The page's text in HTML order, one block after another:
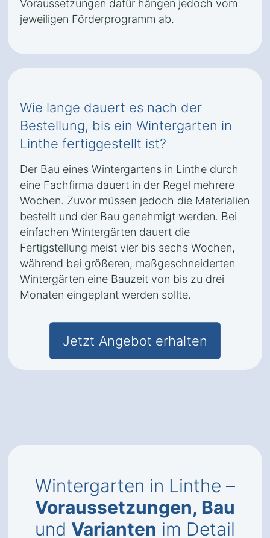
Voraussetzungen dafür hängen jedoch vom
jeweiligen Förderprogramm ab.
Wie lange dauert es nach der
Bestellung, bis ein Wintergarten in
Linthe fertiggestellt ist?
Der Bau eines Wintergartens in Linthe durch
eine Fachfirma dauert in der Regel mehrere
Wochen. Zuvor müssen jedoch die Materialien
bestellt und der Bau genehmigt werden. Bei
einfachen Wintergärten dauert die
Fertigstellung meist vier bis sechs Wochen,
während bei größeren, maßgeschneiderten
Wintergärten eine Bauzeit von bis zu drei
Monaten eingeplant werden sollte.
Jetzt Angebot erhalten
Wintergarten in Linthe –
Voraussetzungen, Bau
und Varianten im Detail